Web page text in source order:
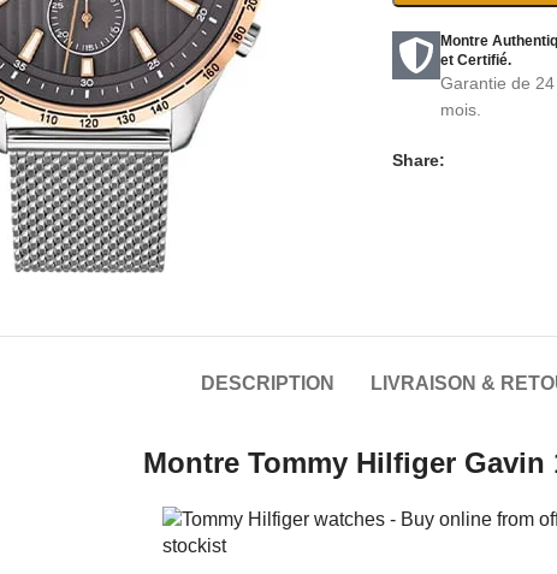
Montre
et Certifié.
Garantie de 24
mois.
Share:
DESCRIPTION LIVRAISON &
Montre Tommy Hilfiger Gavin